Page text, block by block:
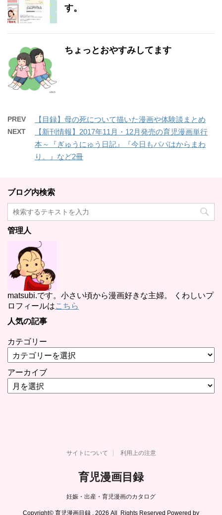
す。
ちょっとおやすみしてます
PREV 【目録】母の死について描いた漫画や体験談まとめ
NEXT
【新刊情報】2017年11月・12月発売の育児漫画単行
本～『ぎゅうにゅう日記』『今日もパパはからまわ
り。』など2冊
ブログ内検索
管理人
matsubi.です。小さい頃から漫画好きな主婦。 くわしいプ
ロフィールはこちら
人気の記事
カテゴリー
アーカイブ
サイトについて 利用上の注意
育児漫画目録
妊娠・出産・育児漫画のカタログ
Copyright© 育児漫画目録 , 2026 All Rights Reserved Powered by